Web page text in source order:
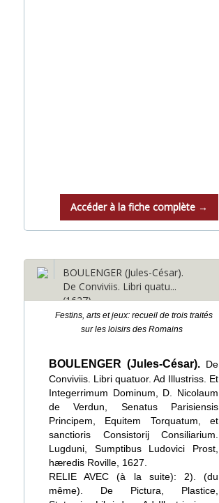
Accéder à la fiche complète →
BOULENGER (Jules-César).
De Conviviis. Libri quatu...
(1627)
Festins, arts et jeux: recueil de trois traités
sur les loisirs des Romains
BOULENGER (Jules-César). De
Conviviis. Libri quatuor. Ad Illustriss. Et
Integerrimum Dominum, D. Nicolaum
de Verdun, Senatus Parisiensis
Principem, Equitem Torquatum, et
sanctioris Consistorij Consiliarium.
Lugduni, Sumptibus Ludovici Prost,
hæredis Roville, 1627.
RELIE AVEC (à la suite): 2). (du
même). De Pictura, Plastice,